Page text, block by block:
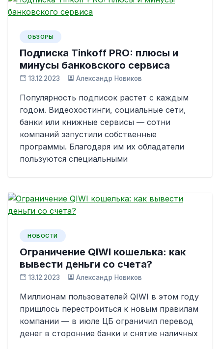
ОБЗОРЫ
Подписка Tinkoff PRO: плюсы и
минусы банковского сервиса
13.12.2023 Александр Новиков
Популярность подписок растет с каждым
годом. Видеохостинги, социальные сети,
банки или книжные сервисы — сотни
компаний запустили собственные
программы. Благодаря им их обладатели
пользуются специальными
НОВОСТИ
Ограничение QIWI кошелька: как
вывести деньги со счета?
13.12.2023 Александр Новиков
Миллионам пользователей QIWI в этом году
пришлось перестроиться к новым правилам
компании — в июле ЦБ ограничил перевод
денег в сторонние банки и снятие наличных